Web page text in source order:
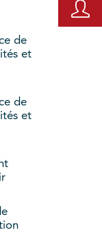
de
et
de
et